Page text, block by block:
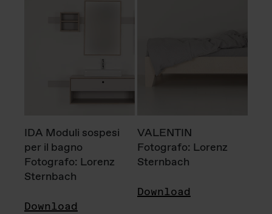
IDA Moduli sospesi
per il bagno
Fotografo: Lorenz
Sternbach
Download
VALENTIN
Fotografo: Lorenz
Sternbach
Download